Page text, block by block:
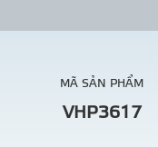
MÃ SẢN PHẨM
VHP3617